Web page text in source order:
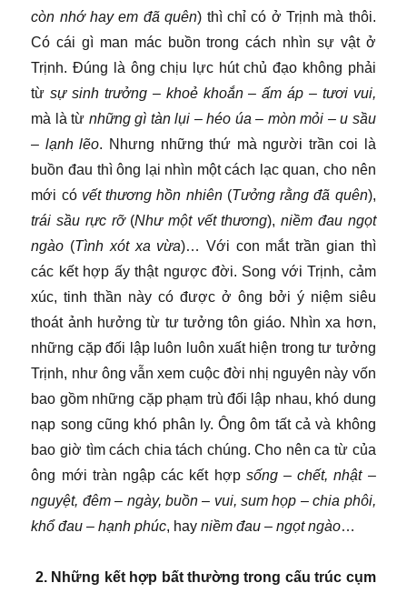
còn nhớ hay em đã quên) thì chỉ có ở Trịnh mà thôi.
Có cái gì man mác buồn trong cách nhìn sự vật ở
Trịnh. Đúng là ông chịu lực hút chủ đạo không phải
từsự sinh trưởng – khoẻ khoắn – ấm áp – tươi vui,
mà là từ những gì tàn lụi – héo úa – mòn mỏi – u sầu
– lạnh lẽo. Nhưng những thứ mà người trần coi là
buồn đau thì ông lại nhìn một cách lạc quan, cho nên
mới có vết thương hồn nhiên (Tưởng rằng đã quên),
trái sầu rực rỡ(Như một vết thương),niềm đau ngọt
ngào (Tình xót xa vừa)… Với con mắt trần gian thì
các kết hợp ấy thật ngược đời. Song với Trịnh, cảm
xúc, tinh thần này có được ở ông bởi ý niệm siêu
thoát ảnh hưởng từ tư tưởng tôn giáo. Nhìn xa hơn,
những cặp đối lập luôn luôn xuất hiện trong tư tưởng
Trịnh, như ông vẫn xem cuộc đời nhị nguyên này vốn
bao gồm những cặp phạm trù đối lập nhau, khó dung
nạp song cũng khó phân ly. Ông ôm tất cả và không
bao giờ tìm cách chia tách chúng. Cho nên ca từ của
ông mới tràn ngập các kết hợp sống – chết, nhật –
nguyệt, đêm – ngày, buồn – vui, sum họp – chia phôi,
khổ đau – hạnh phúc, hay niềm đau – ngọt ngào…
2. Những kết hợp bất thường trong cấu trúc cụm